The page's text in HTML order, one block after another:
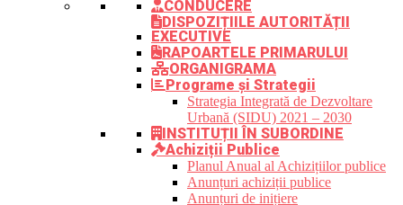
CONDUCERE
DISPOZIȚIILE AUTORITĂȚII
EXECUTIVE
RAPOARTELE PRIMARULUI
ORGANIGRAMA
Programe și Strategii
Strategia Integrată de Dezvoltare
Urbană (SIDU) 2021 – 2030
INSTITUȚII ÎN SUBORDINE
Achiziții Publice
Planul Anual al Achizițiilor publice
Anunțuri achiziții publice
Anunțuri de inițiere